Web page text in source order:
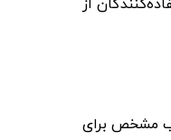
از
مشخص برای